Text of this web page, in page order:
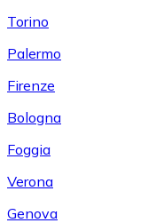
Torino
Palermo
Firenze
Bologna
Foggia
Verona
Genova